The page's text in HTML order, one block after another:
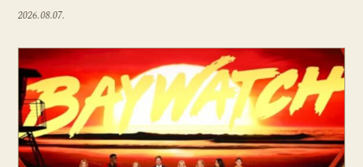
2026.08.07.